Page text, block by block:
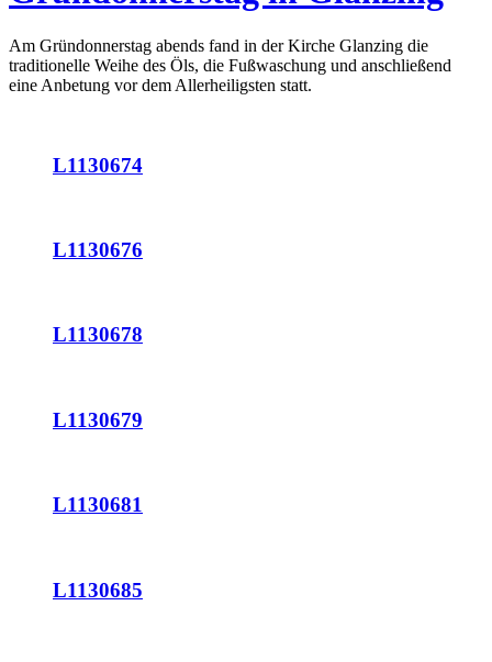
Am Gründonnerstag abends fand in der Kirche Glanzing die
traditionelle Weihe des Öls, die Fußwaschung und anschließend
eine Anbetung vor dem Allerheiligsten statt.
L1130674
L1130676
L1130678
L1130679
L1130681
L1130685